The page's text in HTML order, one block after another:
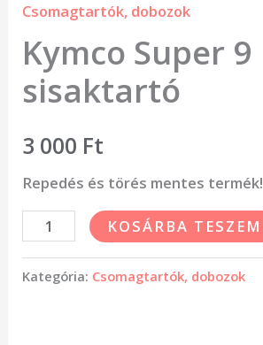
Csomagtartók, dobozok
Kymco Super 9
sisaktartó
3 000 Ft
Repedés és törés mentes termék!
KOSÁRBA TESZEM
Kategória: Csomagtartók, dobozok